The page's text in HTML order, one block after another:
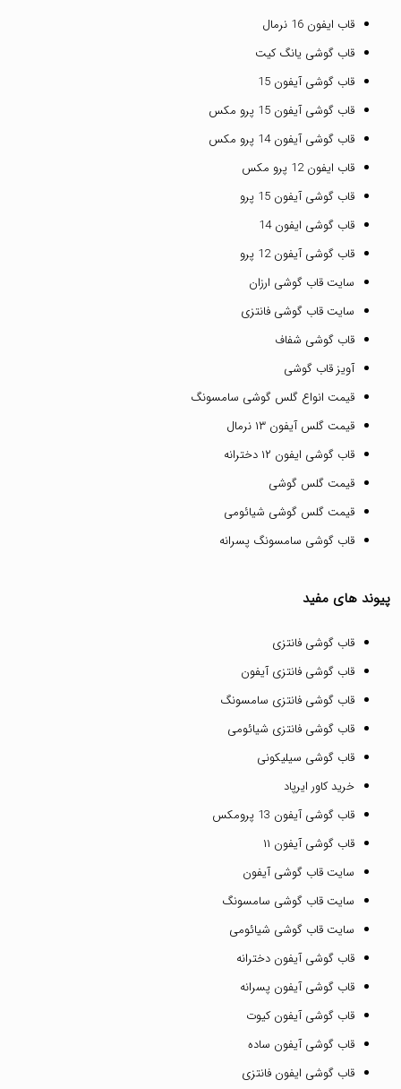
قاب ایفون 16 نرمال
قاب گوشی یانگ کیت
قاب گوشی آیفون 15
قاب گوشی آیفون 15 پرو مکس
قاب گوشی آیفون 14 پرو مکس
قاب ایفون 12 پرو مکس
قاب گوشی آیفون 15 پرو
قاب گوشی ایفون 14
قاب گوشی آیفون 12 پرو
سایت قاب گوشی ارزان
سایت قاب گوشی فانتزی
قاب گوشی شفاف
آویز قاب گوشی
قیمت انواع گلس گوشی سامسونگ
قیمت گلس آیفون ۱۳ نرمال
قاب گوشی ایفون ۱۲ دخترانه
قیمت گلس گوشی
قیمت گلس گوشی شیائومی
قاب گوشی سامسونگ پسرانه
پیوند های مفید
قاب گوشی فانتزی
قاب گوشی فانتزی آیفون
قاب گوشی فانتزی سامسونگ
قاب گوشی فانتزی شیائومی
قاب گوشی سیلیکونی
خرید کاور ایرپاد
قاب گوشی آیفون 13 پرومکس
قاب گوشی آیفون ۱۱
سایت قاب گوشی آیفون
سایت قاب گوشی سامسونگ
سایت قاب گوشی شیائومی
قاب گوشی آیفون دخترانه
قاب گوشی آیفون پسرانه
قاب گوشی آیفون کیوت
قاب گوشی آیفون ساده
قاب گوشی ایفون فانتزی